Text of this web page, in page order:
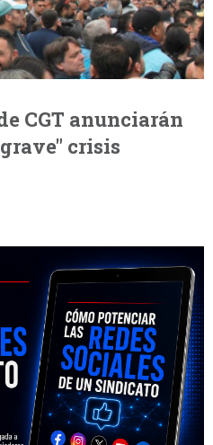
CGT anunciarán
crisis